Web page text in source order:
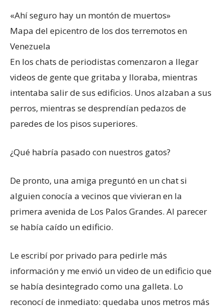
«Ahí seguro hay un montón de muertos»
Mapa del epicentro de los dos terremotos en
Venezuela
En los chats de periodistas comenzaron a llegar
videos de gente que gritaba y lloraba, mientras
intentaba salir de sus edificios. Unos alzaban a sus
perros, mientras se desprendían pedazos de
paredes de los pisos superiores.
¿Qué habría pasado con nuestros gatos?
De pronto, una amiga preguntó en un chat si
alguien conocía a vecinos que vivieran en la
primera avenida de Los Palos Grandes. Al parecer
se había caído un edificio.
Le escribí por privado para pedirle más
información y me envió un video de un edificio que
se había desintegrado como una galleta. Lo
reconocí de inmediato: quedaba unos metros más